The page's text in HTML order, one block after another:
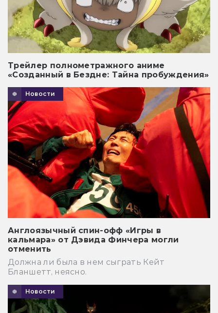
Трейлер полнометражного аниме
«Созданный в Бездне: Тайна пробуждения»
Новости
Англоязычный спин-офф «Игры в
кальмара» от Дэвида Финчера могли
отменить
Должна ли была в нем сыграть Кейт
Бланшетт, неясно.
Новости